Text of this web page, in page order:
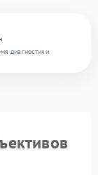
диагностики